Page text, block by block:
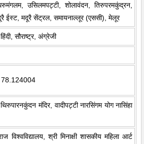
उसिलमपट्टी, शोलावंदन, तिरुपरमकुंद्रन,
ईस्ट, मदूरै सेंट्रल, समायनाल्लूर (एससी), मेलूर
सौराष्ट्र, अंग्रेजी
मंदिर, वादीपट्टी नारसिंगम योग नासिंहा
विश्वविद्यालय, श्री मिनाक्षी शासकीय महिला आर्ट